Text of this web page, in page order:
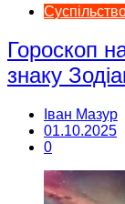
Гороскоп
знаку
Іван Мазур
01.10.2025
0